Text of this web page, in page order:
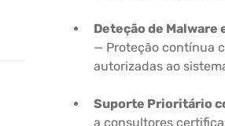
Deteção de Malware
— Proteção contínua
autorizadas ao
Suporte Prioritário
a consultores